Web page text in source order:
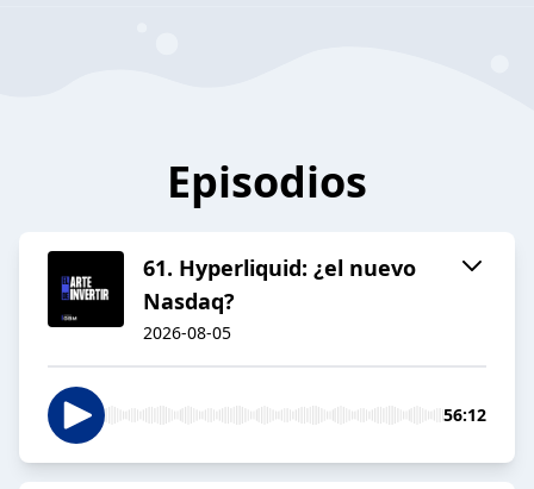
Episodios
61. Hyperliquid: ¿el nuevo
Nasdaq?
2026-08-05
56:12